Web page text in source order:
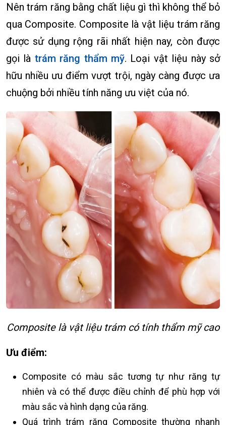
Nên trám răng bằng chất liệu gì thì không thể bỏ
qua Composite. Composite là vật liệu trám răng
được sử dụng rộng rãi nhất hiện nay, còn được
gọi là trám răng thẩm mỹ. Loại vật liệu này sở
hữu nhiều ưu điểm vượt trội, ngày càng được ưa
chuộng bởi nhiều tính năng ưu việt của nó.
Composite là vật liệu trám có tính thẩm mỹ cao
Ưu điểm:
Composite có màu sắc tương tự như răng tự
nhiên và có thể được điều chỉnh để phù hợp với
màu sắc và hình dạng của răng.
Quá trình trám răng Composite thường nhanh